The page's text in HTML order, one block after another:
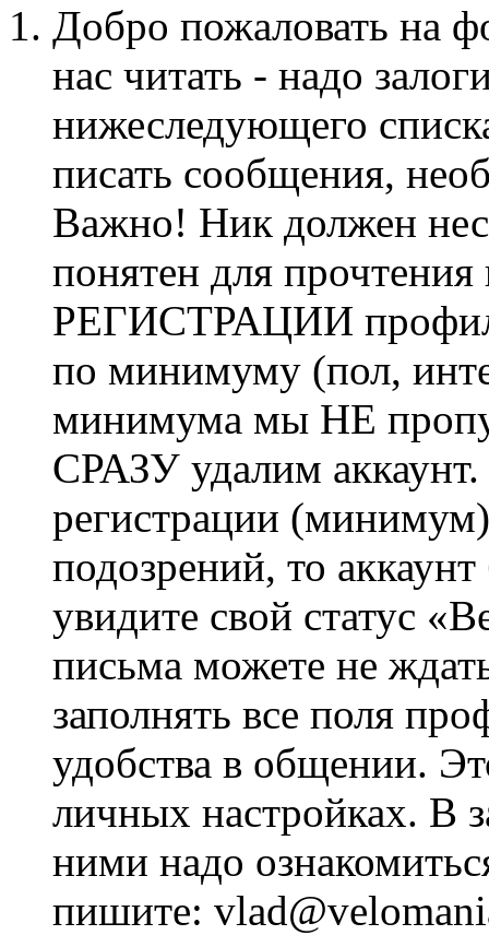
Добро пожаловать на
нас читать - надо
нижеследующего
писать сообщения,
Важно! Ник должен
понятен для
РЕГИСТРАЦИИ профиль
по минимуму (пол,
минимума мы НЕ
СРАЗУ удалим
регистрации
подозрений, то
увидите свой статус
письма можете не
заполнять все поля
удобства в общении.
личных настройках. В
ними надо
пишите: